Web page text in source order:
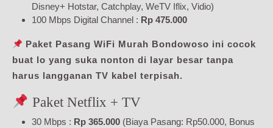
Disney+ Hotstar, Catchplay, WeTV Iflix, Vidio)
100 Mbps Digital Channel : Rp 475.000
Paket Pasang WiFi Murah Bondowoso ini cocok
buat lo yang suka nonton di layar besar tanpa
harus langganan TV kabel terpisah.
Paket Netflix + TV
30 Mbps : Rp 365.000 (Biaya Pasang: Rp50.000, Bonus